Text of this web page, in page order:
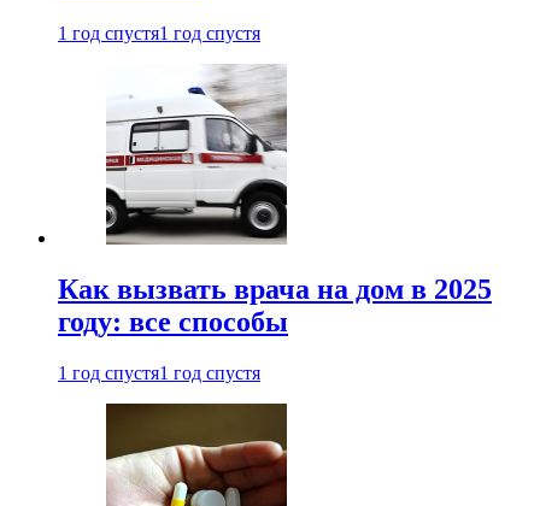
1 год спустя1 год спустя
Как вызвать врача на дом в 2025
году: все способы
1 год спустя1 год спустя